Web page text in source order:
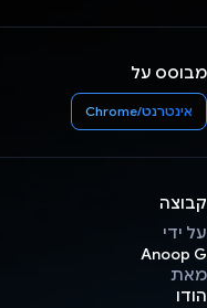
מבוסס על
אינטרנט/Chrome
קבוצה
על ידי
Anoop G
מאת
הודו